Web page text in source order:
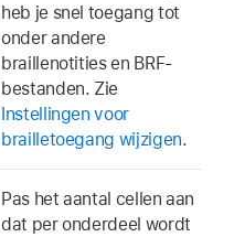
heb je snel toegang tot
onder andere
braillenotities en BRF-
bestanden. Zie
Instellingen voor
brailletoegang wijzigen.
Pas het aantal cellen aan
dat per onderdeel wordt